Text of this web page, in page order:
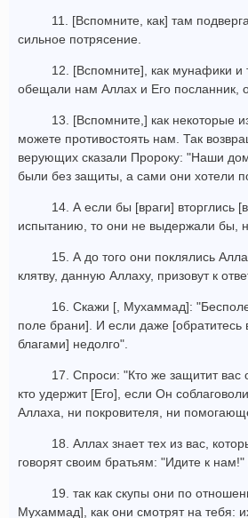
11. [Вспомните, как] там
сильное потрясение.
12. [Вспомните], как мунафики и
обещали нам Аллах и Его посланник,
13. [Вспомните,] как некоторые
можете противостоять нам. Так
верующих сказали Пророку: "Наши
были без защиты, а сами они хотели
14. А если бы [враги] вторглись
испытанию, то они не выдержали бы,
15. А до того они поклялись
клятву, данную Аллаху, призовут к
16. Скажи [, Мухаммад]:
поле брани]. И если даже [обратитесь
благами] недолго".
17. Спроси: "Кто же защитит вас
кто удержит [Его], если Он
Аллаха, ни покровителя, ни
18. Аллах знает тех из вас,
говорят своим братьям: "Идите к
19. так как скупы они по
Мухаммад], как они смотрят на тебя: